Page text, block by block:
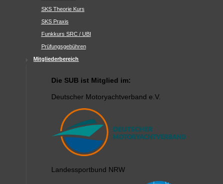
SKS Theorie Kurs
SKS Praxis
Funkkurs SRC / UBI
Prüfungsgebühren
Mitgliederbereich
Die SUB ist Mitglied im:
Deutscher Motoryachtverband e.V.
Landessportbund NRW